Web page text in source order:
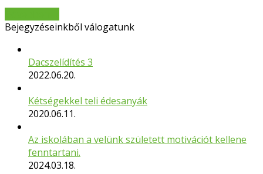
Bejegyzéseinkből válogatunk
Dacszelídítés 3
2022.06.20.
Kétségekkel teli édesanyák
2020.06.11.
Az iskolában a velünk született motivációt kellene
fenntartani.
2024.03.18.